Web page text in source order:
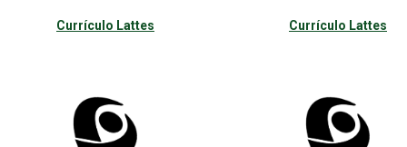
Currículo Lattes Currículo Lattes